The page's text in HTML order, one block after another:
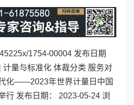
1754-00004 发布日期
量与标准化 体裁分类 服务对
化——2023年世界计量日中国
行 发布日期： 2023-05-24 浏